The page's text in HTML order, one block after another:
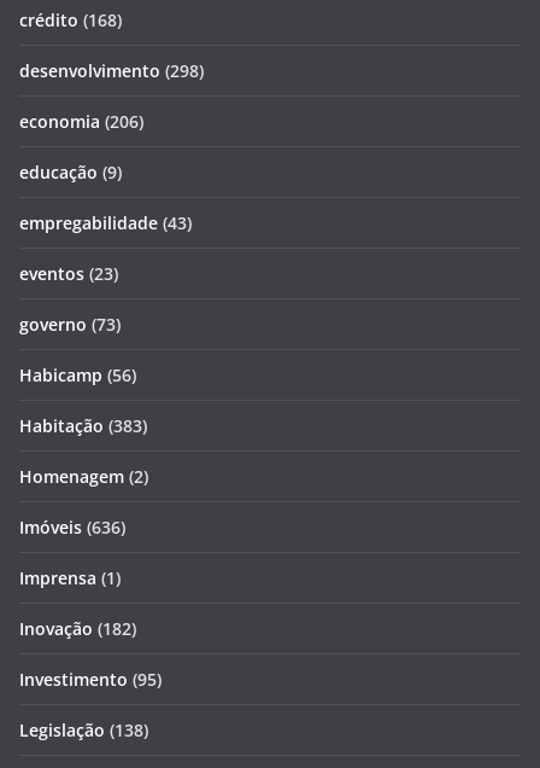
crédito (168)
desenvolvimento (298)
economia (206)
educação (9)
empregabilidade (43)
eventos (23)
governo (73)
Habicamp (56)
Habitação (383)
Homenagem (2)
Imóveis (636)
Imprensa (1)
Inovação (182)
Investimento (95)
Legislação (138)